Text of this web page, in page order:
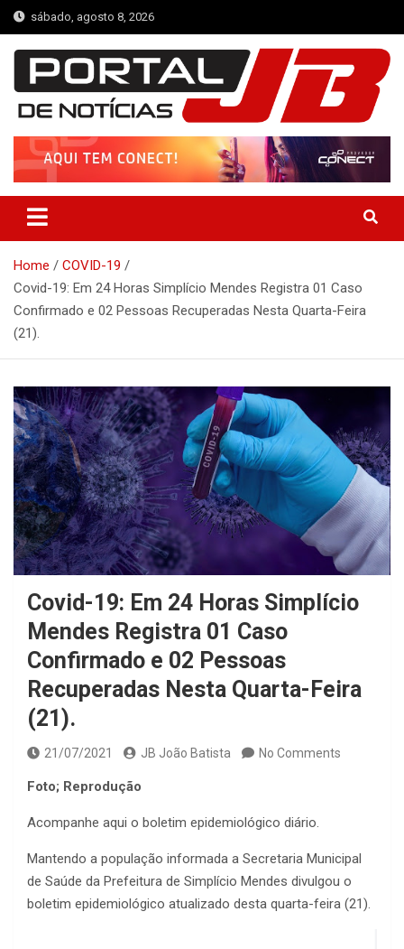
Skip
to
content
sábado, agosto 8, 2026
Portal de Notícias JB
Notícias de Simplício Mendes e Região
Home
COVID-19
Covid-19: Em 24 Horas Simplício Mendes Registra 01 Caso
Confirmado e 02 Pessoas Recuperadas Nesta Quarta-Feira
(21).
Covid-19: Em 24 Horas Simplício
Mendes Registra 01 Caso
Confirmado e 02 Pessoas
Recuperadas Nesta Quarta-Feira
(21).
21/07/2021 JB João Batista No Comments
Foto; Reprodução
Acompanhe aqui o boletim epidemiológico diário.
Mantendo a população informada a Secretaria Municipal
de Saúde da Prefeitura de Simplício Mendes divulgou o
boletim epidemiológico atualizado desta quarta-feira (21).